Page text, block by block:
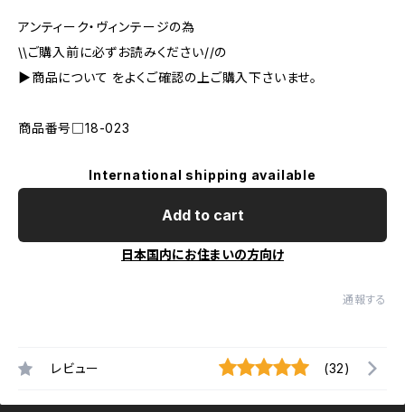
アンティーク・ヴィンテージの為
\\ご購入前に必ずお読みください//の
▶︎商品について をよくご確認の上ご購入下さいませ。
商品番号□18-023
International shipping available
Add to cart
日本国内にお住まいの方向け
通報する
レビュー (32)